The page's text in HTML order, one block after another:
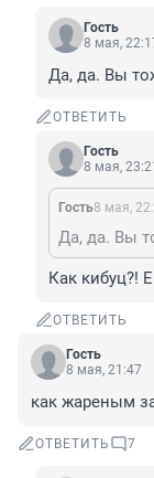
Гость
8 мая,
Да, да. Вы
ОТВЕТИТЬ
Гость
8 мая, 23:21
Гость8 мая,
Да, да. Вы
Как кибуц?!
ОТВЕТИТЬ
Гость
8 мая, 21:47
как жареным
ОТВЕТИТЬ 7